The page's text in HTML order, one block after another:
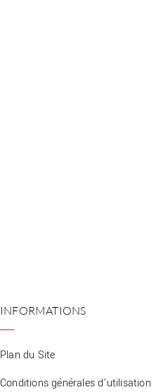
INFORMATIONS
Plan du Site
Conditions générales d'utilisation